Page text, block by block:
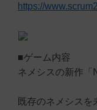
https://
■ゲーム内容
ネメシスの新作「
既存のネメシス